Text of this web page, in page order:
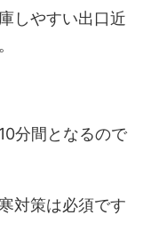
しやすい出口近
分間となるので
対策は必須です